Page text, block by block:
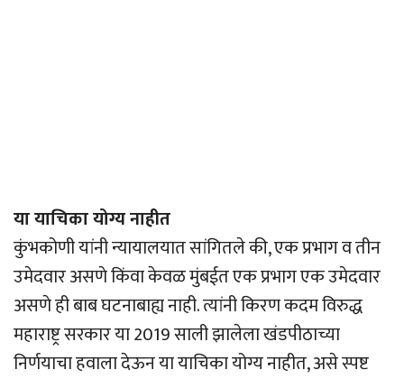
या याचिका योग्य नाहीत
कुंभकोणी यांनी न्यायालयात सांगितले की, एक प्रभाग व तीन
उमेदवार असणे किंवा केवळ मुंबईत एक प्रभाग एक उमेदवार
असणे ही बाब घटनाबाह्य नाही. त्यांनी किरण कदम विरुद्ध
महाराष्ट्र सरकार या 2019 साली झालेला खंडपीठाच्या
निर्णयाचा हवाला देऊन या याचिका योग्य नाहीत, असे स्पष्ट